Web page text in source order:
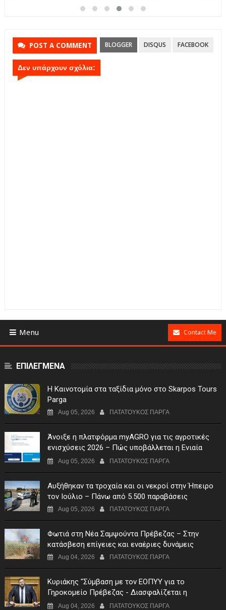
POST A COMMENT BLOGGER DISQUS FACEBOOK
Δεν υπάρχουν σχόλια:
Menu Contact Me
ΕΠΙΛΕΓΜΕΝΑ
Η Καινοτομία στα ταξίδια μόνο στο Skarpos Tours
Parga
Aug 05, 2026 ΠΑΤΑΤΟΥΚΟΣ ΠΑΡΓΑ
Άνοιξε η πλατφόρμα myAGRO για τις αγροτικές
ενισχύσεις 2026 – Πώς υποβάλλεται η Ενιαία
Αίτηση Ενίσχυσης
Aug 05, 2026 ΠΑΤΑΤΟΥΚΟΣ ΠΑΡΓΑ
Αυξήθηκαν τα τροχαία και οι νεκροί στην Ήπειρο
τον Ιούλιο – Πάνω από 5.500 παραβάσεις
Aug 05, 2026 ΠΑΤΑΤΟΥΚΟΣ ΠΑΡΓΑ
Φωτιά στη Νέα Σαμψούντα Πρέβεζας – Στην
κατάσβεση επίγειες και εναέριες δυνάμεις
Aug 04, 2026 ΠΑΤΑΤΟΥΚΟΣ ΠΑΡΓΑ
Κυριάκης "Σύμβαση με τον ΕΟΠΥΥ για το
Γηροκομείο Πρέβεζας - Διασφαλίζεται η
χρηματοδότηση της λειτουργίας του"
Aug 04, 2026 ΠΑΤΑΤΟΥΚΟΣ ΠΑΡΓΑ